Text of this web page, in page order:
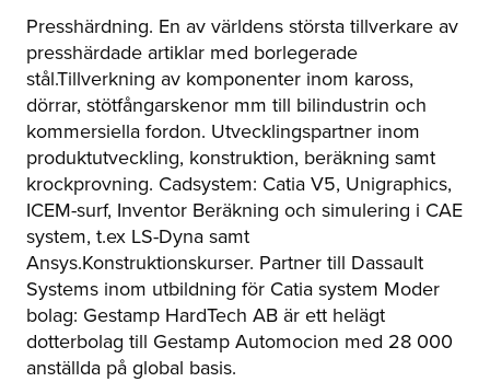
Presshärdning. En av världens största tillverkare av
presshärdade artiklar med borlegerade
stål.Tillverkning av komponenter inom kaross,
dörrar, stötfångarskenor mm till bilindustrin och
kommersiella fordon. Utvecklingspartner inom
produktutveckling, konstruktion, beräkning samt
krockprovning. Cadsystem: Catia V5, Unigraphics,
ICEM-surf, Inventor Beräkning och simulering i CAE
system, t.ex LS-Dyna samt
Ansys.Konstruktionskurser. Partner till Dassault
Systems inom utbildning för Catia system Moder
bolag: Gestamp HardTech AB är ett helägt
dotterbolag till Gestamp Automocion med 28 000
anställda på global basis.